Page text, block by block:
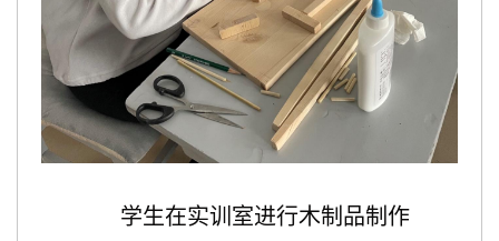
学生在实训室进行木制品制作